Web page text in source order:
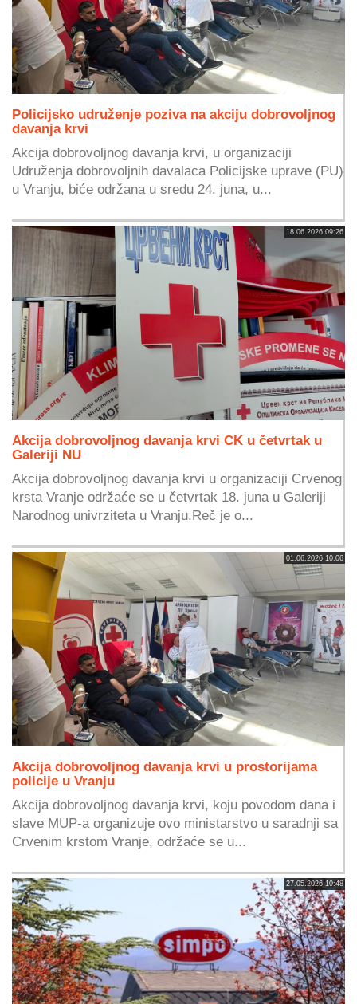
Policijsko udruženje poziva na akciju dobrovoljnog
davanja krvi
Akcija dobrovoljnog davanja krvi, u organizaciji
Udruženja dobrovoljnih davalaca Policijske uprave (PU)
u Vranju, biće održana u sredu 24. juna, u...
18.06.2026 09:26
Akcija dobrovoljnog davanja krvi CK u četvrtak u
Galeriji NU
Akcija dobrovoljnog davanja krvi u organizaciji Crvenog
krsta Vranje održaće se u četvrtak 18. juna u Galeriji
Narodnog univrziteta u Vranju.Reč je o...
01.06.2026 10:06
Akcija dobrovoljnog davanja krvi u prostorijama
policije u Vranju
Akcija dobrovoljnog davanja krvi, koju povodom dana i
slave MUP-a organizuje ovo ministarstvo u saradnji sa
Crvenim krstom Vranje, održaće se u...
27.05.2026 10:48